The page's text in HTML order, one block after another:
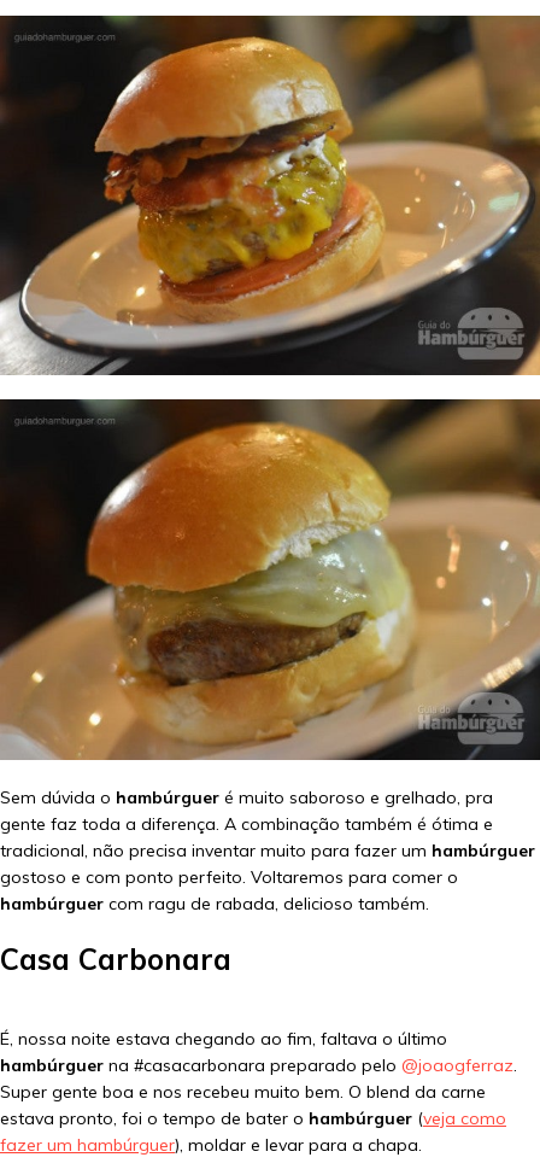
Sem dúvida o hambúrguer é muito saboroso e grelhado, pra
gente faz toda a diferença. A combinação também é ótima e
tradicional, não precisa inventar muito para fazer um hambúrguer
gostoso e com ponto perfeito. Voltaremos para comer o
hambúrguer com ragu de rabada, delicioso também.
Casa Carbonara
É, nossa noite estava chegando ao fim, faltava o último
hambúrguer na #casacarbonara preparado pelo @joaogferraz.
Super gente boa e nos recebeu muito bem. O blend da carne
estava pronto, foi o tempo de bater o hambúrguer (veja como
fazer um hambúrguer), moldar e levar para a chapa.